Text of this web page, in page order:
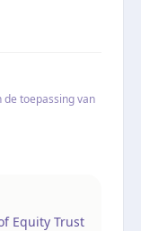
toepassing van
Equity Trust